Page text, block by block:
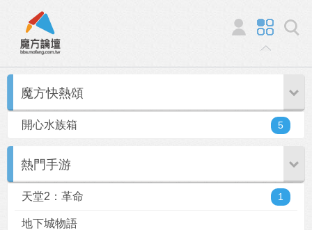
魔方快熱頌
5
開心水族箱
熱門手游
1
天堂2：革命
地下城物語